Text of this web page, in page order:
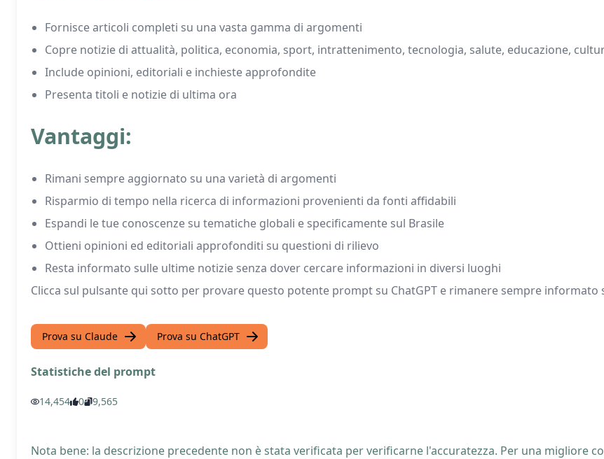
Fornisce articoli completi su una vasta gamma di argomenti
Copre notizie di attualità, politica, economia, sport, intrattenimento, tecnologia, salute, educazione,
Include opinioni, editoriali e inchieste approfondite
Presenta titoli e notizie di ultima ora
Vantaggi:
Rimani sempre aggiornato su una varietà di argomenti
Risparmio di tempo nella ricerca di informazioni provenienti da fonti affidabili
Espandi le tue conoscenze su tematiche globali e specificamente sul Brasile
Ottieni opinioni ed editoriali approfonditi su questioni di rilievo
Resta informato sulle ultime notizie senza dover cercare informazioni in diversi luoghi
Clicca sul pulsante qui sotto per provare questo potente prompt su ChatGPT e rimanere sempre
Prova su Claude Prova su ChatGPT
Statistiche del prompt
14,454 0 9,565
Nota bene: la descrizione precedente non è stata verificata per verificarne l'accuratezza. Per una migliore